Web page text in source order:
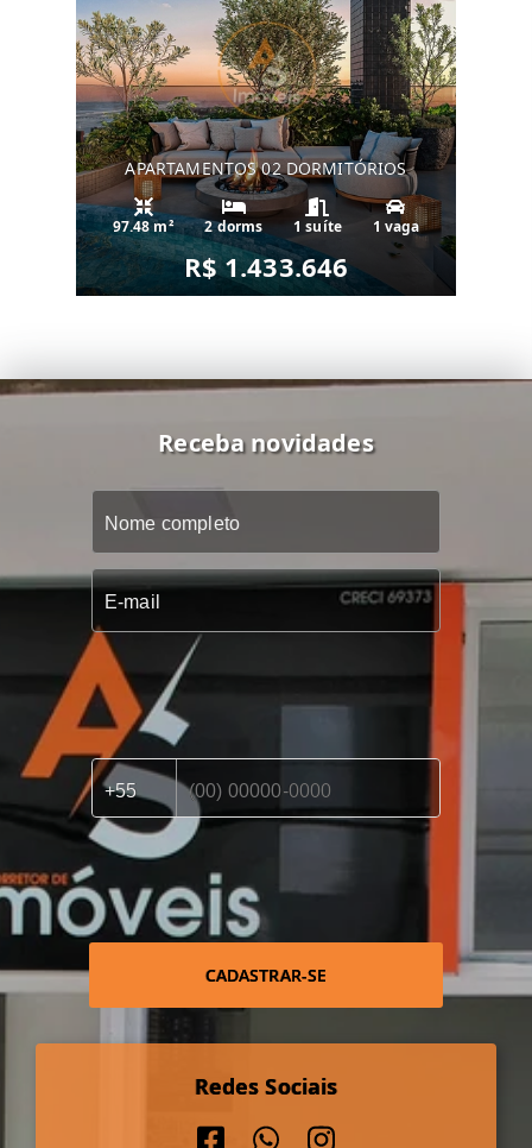
APARTAMENTOS 02 DORMITÓRIOS
97.48 m² 2 dorms 1 suíte 1 vaga
R$ 1.433.646
Receba novidades
CADASTRAR-SE
Redes Sociais